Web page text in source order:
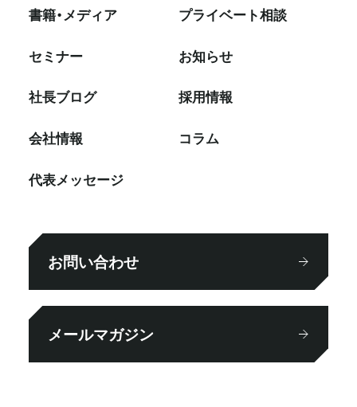
書籍・メディア
セミナー
社⻑ブログ
会社情報
代表メッセージ
プライベート相談
お知らせ
採⽤情報
コラム
お問い合わせ
メールマガジン